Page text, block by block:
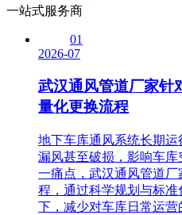
一站式服务商
01
2026-07
武汉通风管道厂家针
量化更换流程
地下车库通风系统长期运
漏风甚至破损，影响车
一痛点，武汉通风管道
程，通过科学规划与标
下，减少对车库日常运